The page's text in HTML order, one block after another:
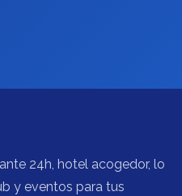
24h, hotel acogedor, lo
y eventos para tus